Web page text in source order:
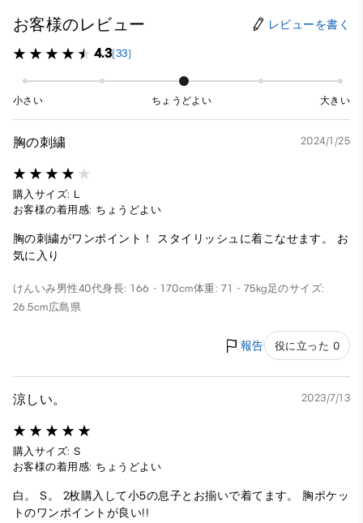
お客様のレビュー レビューを書く
4.3(33)
小さい ちょうどよい 大きい
胸の刺繍 2024/1/25
購入サイズ: L
お客様の着用感: ちょうどよい
胸の刺繍がワンポイント！ スタイリッシュに着こなせます。 お
気に入り
けんいみ男性40代身長: 166 - 170cm体重: 71 - 75kg足のサイズ:
26.5cm広島県
報告 役に立った 0
涼しい。 2023/7/13
購入サイズ: S
お客様の着用感: ちょうどよい
白。 S。 2枚購入して小5の息子とお揃いで着てます。 胸ポケッ
トのワンポイントが良い!!